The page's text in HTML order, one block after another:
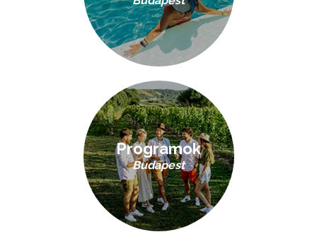
Programok
Budapest